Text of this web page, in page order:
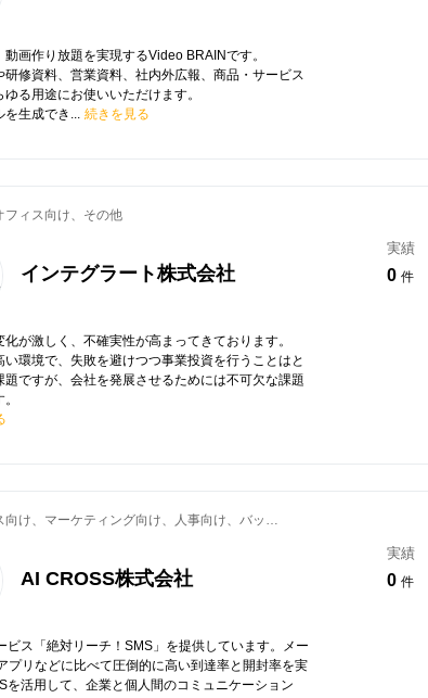
動画作り放題を実現するVideo BRAINです。
研修資料、営業資料、社内外広報、商品・サービス
る用途にお使いいただけます。
を生成でき... 続きを見る
フィス向け、その他
インテグラート株式会社
実績
0 件
が激しく、不確実性が高まってきております。
い環境で、失敗を避けつつ事業投資を行うことはと
題ですが、会社を発展させるためには不可欠な課題
向け、マーケティング向け、人事向け、バック
AI CROSS株式会社
実績
0 件
ビス「絶対リーチ！SMS」を提供しています。メー
プリなどに比べて圧倒的に高い到達率と開封率を実
を活用して、企業と個人間のコミュニケーション